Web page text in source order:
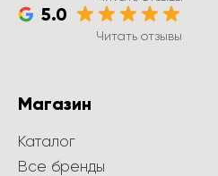
5.0
Читать отзывы
Магазин
Каталог
Все бренды